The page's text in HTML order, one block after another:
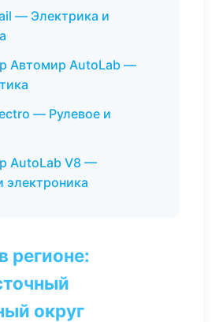
— Электрика и
Автомир AutoLab —
— Рулевое и
AutoLab V8 —
электроника
регионе:
округ